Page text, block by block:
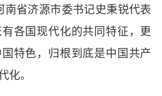
南省济源市委书记史秉锐代表
各国现代化的共同特征，更
特色，归根到底是中国共产
化。